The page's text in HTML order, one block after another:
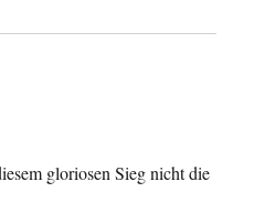
gloriosen Sieg nicht die